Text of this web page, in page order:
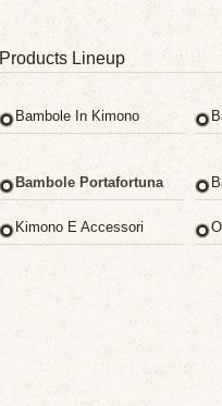
Products Lineup
Bambole In Kimono
Bambole Portafortuna
Kimono E Accessori